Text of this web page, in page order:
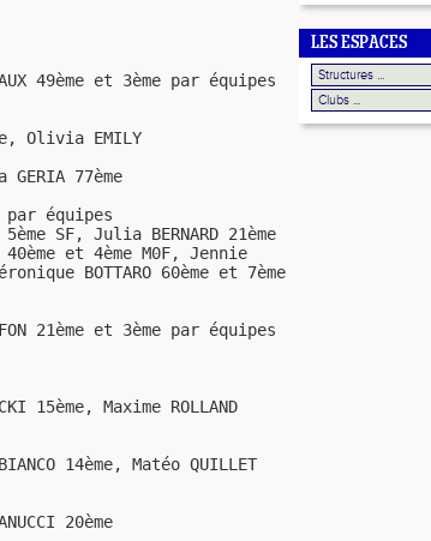
49ème et 3ème par équipes
Olivia EMILY
77ème
équipes
SF, Julia BERNARD 21ème
et 4ème M0F, Jennie
BOTTARO 60ème et 7ème
21ème et 3ème par équipes
15ème, Maxime ROLLAND
14ème, Matéo QUILLET
20ème
LES ESPACES